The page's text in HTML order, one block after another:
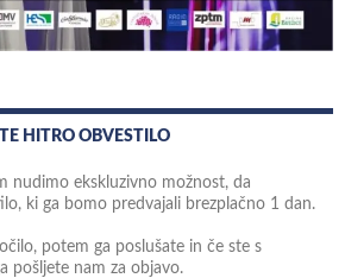
HITRO OBVESTILO
nudimo ekskluzivno možnost, da
ki ga bomo predvajali brezplačno 1 dan.
potem ga poslušate in če ste s
pošljete nam za objavo.